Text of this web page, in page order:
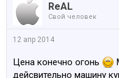
ReAL
Свой человек
12 апр 2014
Цена конечно огонь
дейсвительно машину